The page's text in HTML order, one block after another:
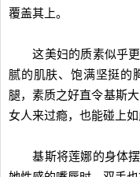
覆盖其上。
这美妇的质素似乎更
腻的肌肤、饱满坚挺的
腿，素质之好直令基斯
女人来过瘾，也能碰上
基斯将莲娜的身体摆